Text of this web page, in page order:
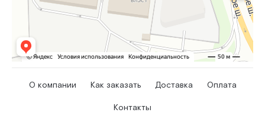
О компании Как заказать Доставка Оплата
Контакты